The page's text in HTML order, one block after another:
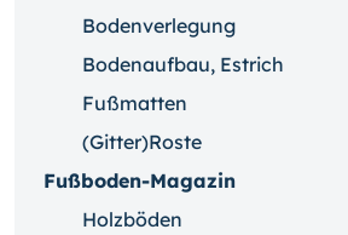
Bodenverlegung
Bodenaufbau, Estrich
Fußmatten
(Gitter)Roste
Fußboden-Magazin
Holzböden